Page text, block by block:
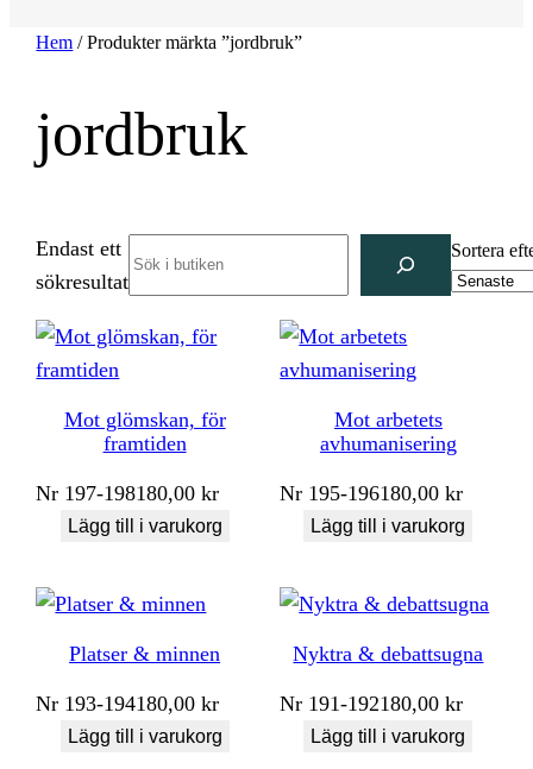
Hem / Produkter märkta ”jordbruk”
jordbruk
Endast ett
sökresultat
Sortera
Mot glömskan, för
framtiden
Nr 197-198180,00kr
Lägg till i varukorg
Mot arbetets
avhumanisering
Nr 195-196180,00kr
Lägg till i varukorg
Platser & minnen
Nr 193-194180,00kr
Lägg till i varukorg
Nyktra & debattsugna
Nr 191-192180,00kr
Lägg till i varukorg